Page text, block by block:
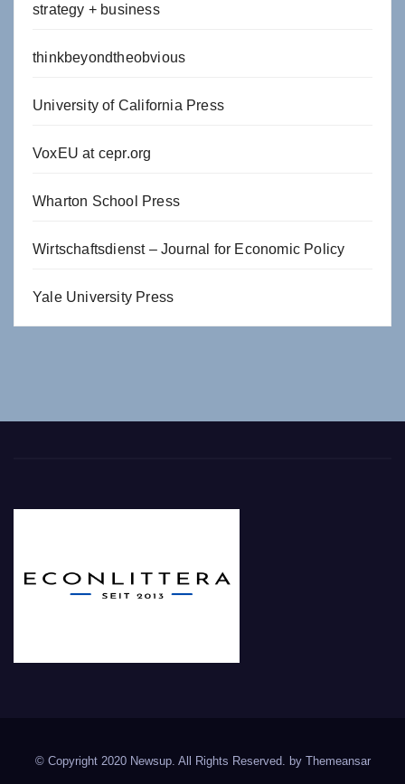
strategy + business
thinkbeyondtheobvious
University of California Press
VoxEU at cepr.org
Wharton School Press
Wirtschaftsdienst – Journal for Economic Policy
Yale University Press
© Copyright 2020 Newsup. All Rights Reserved. by Themeansar